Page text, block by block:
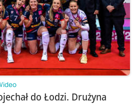
do Łodzi. Drużyna